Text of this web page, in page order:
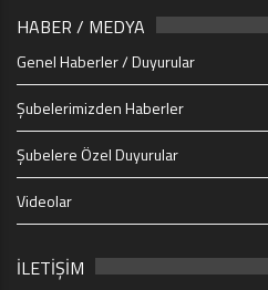
HABER / MEDYA
Genel Haberler / Duyurular
Şubelerimizden Haberler
Şubelere Özel Duyurular
Videolar
İLETİŞİM